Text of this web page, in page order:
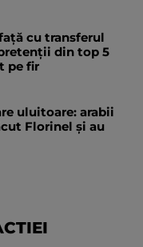
cu transferul
din top 5
pe fir
uluitoare: arabii
Florinel și au